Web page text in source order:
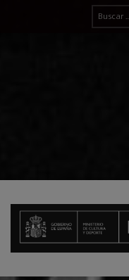
Buscar: